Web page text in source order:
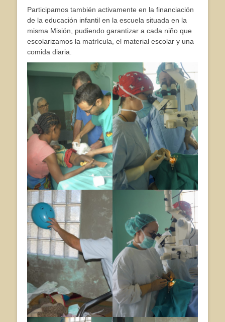
Participamos también activamente en la financiación
de la educación infantil en la escuela situada en la
misma Misión, pudiendo garantizar a cada niño que
escolarizamos la matrícula, el material escolar y una
comida diaria.